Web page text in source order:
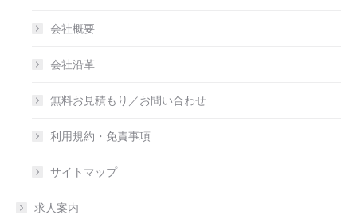
会社概要
会社沿革
無料お見積もり／お問い合わせ
利用規約・免責事項
サイトマップ
求人案内